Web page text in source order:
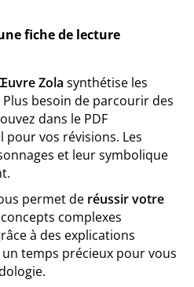
fiche de lecture
Zola synthétise les
besoin de parcourir des
dans le PDF
vos révisions. Les
et leur symbolique
permet de réussir votre
complexes
à des explications
temps précieux pour vous